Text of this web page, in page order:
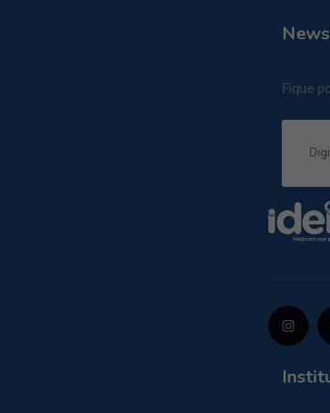
Fique